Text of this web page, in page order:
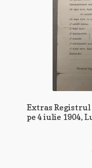
Extras
pe 4 iulie 1904,